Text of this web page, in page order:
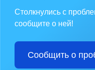
Столкнулись с
сообщите о ней!
Сообщить о